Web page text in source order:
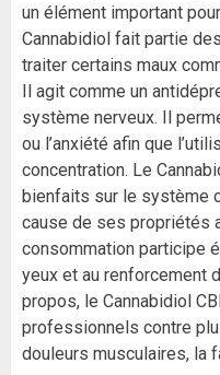
un élément important
Cannabidiol fait partie
traiter certains maux
Il agit comme un
système nerveux. Il
ou l’anxiété afin que
concentration. Le
bienfaits sur le système
cause de ses propriétés
consommation participe
yeux et au renforcement
propos, le Cannabidiol
professionnels contre
douleurs musculaires, la